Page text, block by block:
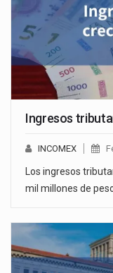
Ingresos
INCOMEX
Los ingresos
mil millones de